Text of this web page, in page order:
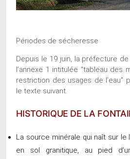
Périodes de sécheresse
Depuis le 19 juin, la préfecture
l’annexe 1 intitulée “tableau des
restriction des usages de
le texte suivant.
HISTORIQUE DE LA
La source minérale qui naît sur le
en sol granitique, au pied